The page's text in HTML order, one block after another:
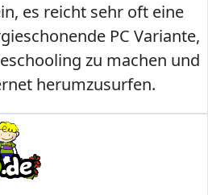
es reicht sehr oft eine
PC Variante,
zu machen und
herumzusurfen.